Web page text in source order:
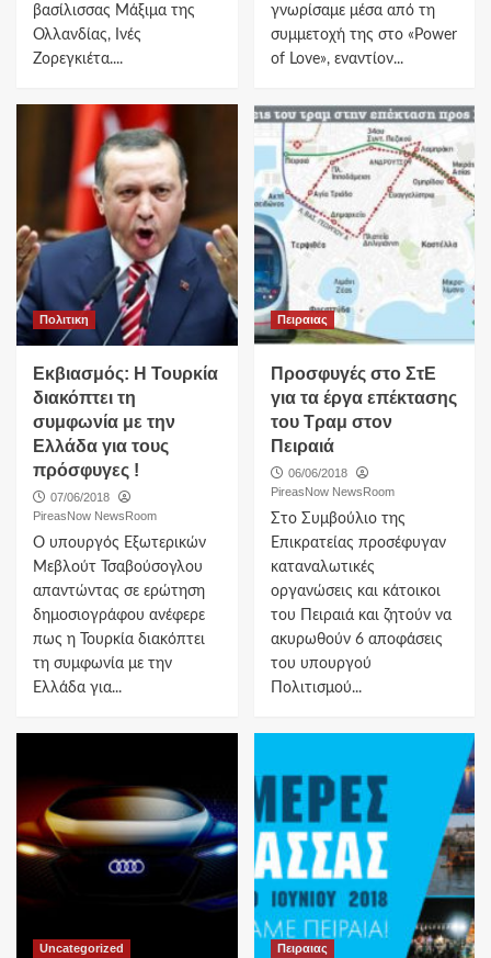
βασίλισσας Μάξιμα της
Ολλανδίας, Ινές
Ζορεγκιέτα....
γνωρίσαμε μέσα από τη
συμμετοχή της στο «Power
of Love», εναντίον...
Πολιτικη
Εκβιασμός: Η Τουρκία
διακόπτει τη
συμφωνία με την
Ελλάδα για τους
πρόσφυγες !
07/06/2018
PireasNow NewsRoom
Ο υπουργός Εξωτερικών
Μεβλούτ Τσαβούσογλου
απαντώντας σε ερώτηση
δημοσιογράφου ανέφερε
πως η Τουρκία διακόπτει
τη συμφωνία με την
Ελλάδα για...
Πειραιας
Προσφυγές στο ΣτΕ
για τα έργα επέκτασης
του Τραμ στον
Πειραιά
06/06/2018
PireasNow NewsRoom
Στο Συμβούλιο της
Επικρατείας προσέφυγαν
καταναλωτικές
οργανώσεις και κάτοικοι
του Πειραιά και ζητούν να
ακυρωθούν 6 αποφάσεις
του υπουργού
Πολιτισμού...
Uncategorized Πειραιας